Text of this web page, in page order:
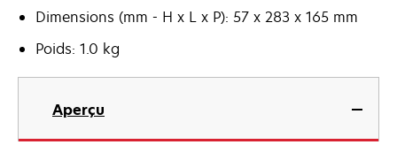
Dimensions (mm - H x L x P): 57 x 283 x 165 mm
Poids: 1.0 kg
Aperçu